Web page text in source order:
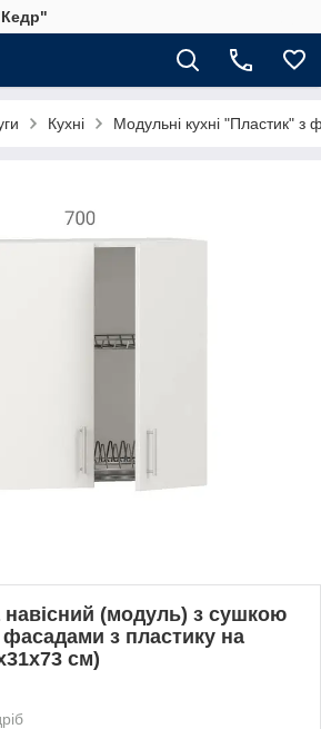
Кухні Модульні кухні "Пластик"
(модуль) з сушкою
фасадами з пластику на
см)